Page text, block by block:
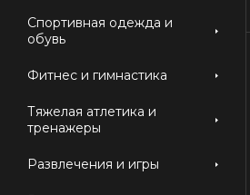
Спортивная одежда и
обувь
Фитнес и гимнастика
Тяжелая атлетика и
тренажеры
Развлечения и игры